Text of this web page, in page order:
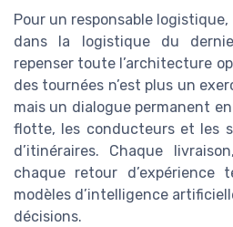
Pour un responsable
dans la logistique du
repenser toute l’architecture
des tournées n’est plus un
mais un dialogue permanent
flotte, les conducteurs et les
d’itinéraires. Chaque
chaque retour d’expérience
modèles d’intelligence
décisions.